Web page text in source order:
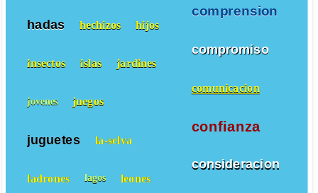
comprension
compromiso
comunicacion
confianza
consideracion
hadas hechizos hijos
insectos islas jardines
jovenes juegos
juguetes la-selva
ladrones lagos leones